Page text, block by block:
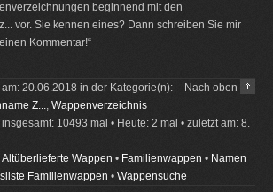
beginnend mit den
vor. Sie kennen eines? Dann schreiben Sie mir
Kommentar!“
Nach oben
20.06.2018 in der Kategorie(n):
Z..., Wappenverzeichnis
10493 mal • Heute: 2 mal • zuletzt am: 8.
Altüberlieferte Wappen • Familienwappen • Namen
Familienwappen • Wappensuche